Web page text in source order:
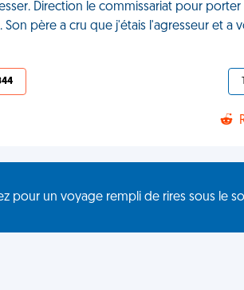
Direction le commissariat pour
Son père a cru que j'étais l'agresseur et a
pour un voyage rempli de rires sous le